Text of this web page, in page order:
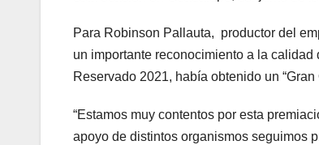
Para Robinson Pallauta, productor del
un importante reconocimiento a la
Reservado 2021, había obtenido un
“Estamos muy contentos por esta
apoyo de distintos organismos seguimos